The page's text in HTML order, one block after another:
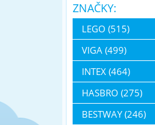
ZNAČKY:
LEGO (515)
VIGA (499)
INTEX (464)
HASBRO (275)
BESTWAY (246)